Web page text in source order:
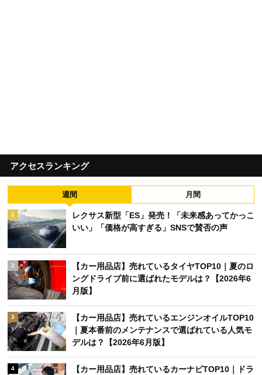
アクセスランキング
週間 月間
1
レクサス新型「ES」発売！「未来感あってかっこ
いい」「価格が高すぎる」SNSで賛否の声
2
【カー用品店】売れているタイヤTOP10｜夏のロ
ングドライブ前に選ばれたモデルは？【2026年6
月版】
3
【カー用品店】売れているエンジンオイルTOP10
｜夏本番前のメンテナンスで選ばれている人気モ
デルは？【2026年6月版】
4
【カー用品店】売れているカーナビTOP10｜ドラ